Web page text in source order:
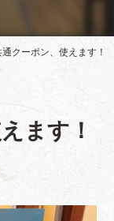
クーポン、使えます！
ます！